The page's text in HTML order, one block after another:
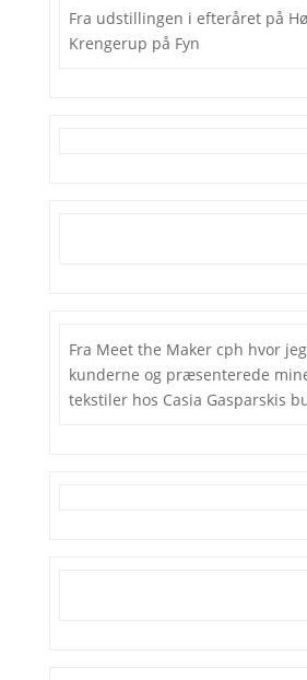
Fra udstillingen i efteråret på
Krengerup på Fyn
Fra Meet the Maker cph hvor
kunderne og præsenterede
tekstiler hos Casia Gasparskis